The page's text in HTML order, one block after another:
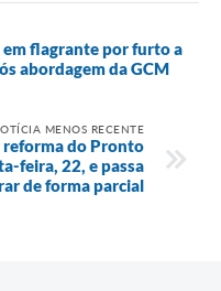
em flagrante por furto a
abordagem da GCM
MENOS RECENTE
reforma do Pronto
feira, 22, e passa
de forma parcial